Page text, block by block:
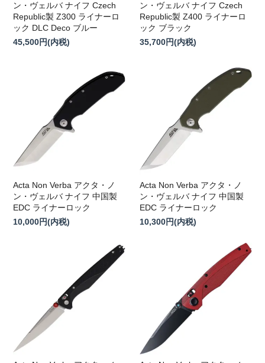
ン・ヴェルバ ナイフ Czech
Republic製 Z300 ライナーロ
ック DLC Deco ブルー
45,500円(内税)
ン・ヴェルバ ナイフ Czech
Republic製 Z400 ライナーロ
ック ブラック
35,700円(内税)
Acta Non Verba アクタ・ノ
ン・ヴェルバ ナイフ 中国製
EDC ライナーロック
10,000円(内税)
Acta Non Verba アクタ・ノ
ン・ヴェルバ ナイフ 中国製
EDC ライナーロック
10,300円(内税)